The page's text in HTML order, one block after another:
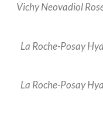
Vichy Neovadiol
La Roche-Posay
La Roche-Posay